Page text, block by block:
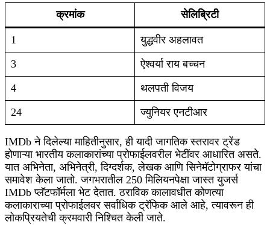
क्रमांक सेलिब्रिटी
1
युद्धवीर अहलावत
3
ऐश्वर्या राय बच्चन
4
थलपती विजय
24
ज्युनियर एनटीआर
IMDb ने दिलेल्या माहितीनुसार, ही यादी जागतिक स्तरावर ट्रेंड
होणाऱ्या भारतीय कलाकारांच्या प्रोफाईलवरील भेटींवर आधारित असते.
यात अभिनेता, अभिनेत्री, दिग्दर्शक, लेखक आणि सिनेमॅटोग्राफर यांचा
समावेश केला जातो. जगभरातील 250 मिलियनपेक्षा जास्त युजर्स
IMDb प्लॅटफॉर्मला भेट देतात. ठराविक कालावधीत कोणत्या
कलाकाराच्या प्रोफाईलवर सर्वाधिक ट्रॅफिक आले आहे, त्यावरून ही
लोकप्रियतेची क्रमवारी निश्चित केली जाते.